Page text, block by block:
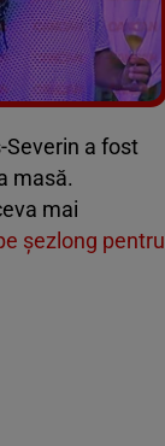
Severin a fost
masă.
mai
şezlong pentru